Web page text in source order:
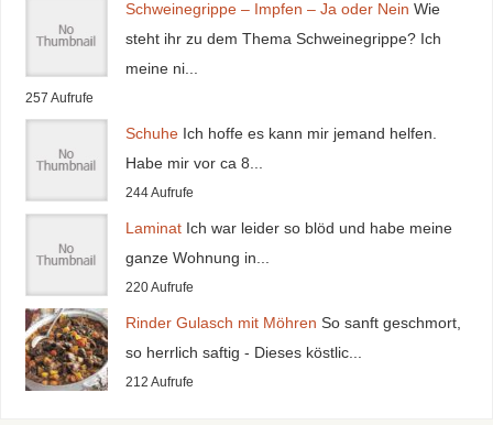
Schweinegrippe – Impfen – Ja oder Nein Wie
steht ihr zu dem Thema Schweinegrippe? Ich
meine ni...
257 Aufrufe
Schuhe Ich hoffe es kann mir jemand helfen.
Habe mir vor ca 8...
244 Aufrufe
Laminat Ich war leider so blöd und habe meine
ganze Wohnung in...
220 Aufrufe
Rinder Gulasch mit Möhren So sanft geschmort,
so herrlich saftig - Dieses köstlic...
212 Aufrufe